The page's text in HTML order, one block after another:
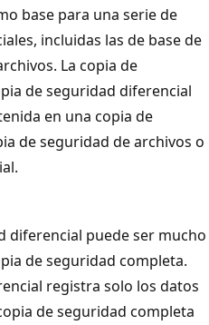
base para una serie de
incluidas las de base de
La copia de
de seguridad diferencial
en una copia de
de seguridad de archivos o
diferencial puede ser mucho
de seguridad completa.
registra solo los datos
de seguridad completa